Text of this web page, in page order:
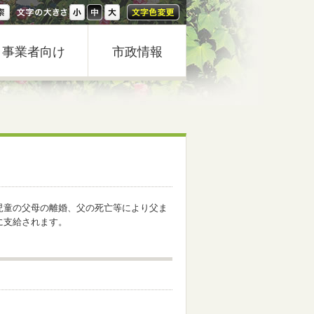
事業者向け 市政情報
の父母の離婚、父の死亡等により父ま
給されます。